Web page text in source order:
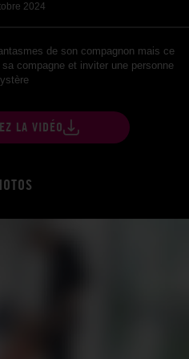
2024
de son compagnon mais ce
compagne et inviter une personne
LA VIDÉO